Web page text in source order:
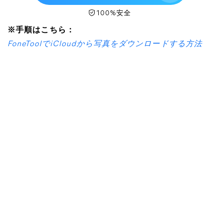
100%安全
※手順はこちら：
FoneToolでiCloudから写真をダウンロードする方法